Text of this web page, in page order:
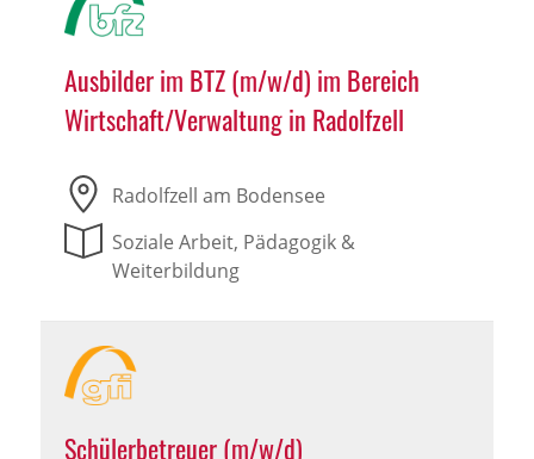
Ausbilder im BTZ (m/w/d) im Bereich
Wirtschaft/Verwaltung in Radolfzell
Radolfzell am Bodensee
Soziale Arbeit, Pädagogik &
Weiterbildung
Schülerbetreuer (m/w/d)